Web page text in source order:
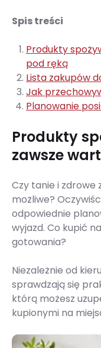
Spis treści
Produkty
pod ręką
Lista zakupów
Jak
Planowanie
Produkty
zawsze
Czy tanie i zdrowe
możliwe?
odpowiednie
wyjazd. Co kupić
gotowania?
Niezależnie od
sprawdzają się
którą możesz
kupionymi na